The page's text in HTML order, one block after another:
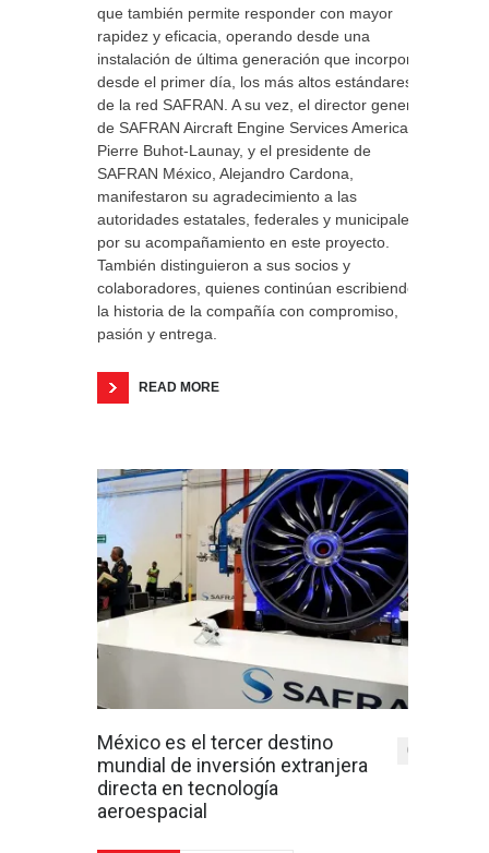
que también permite responder con mayor
rapidez y eficacia, operando desde una
instalación de última generación que incorpora,
desde el primer día, los más altos estándares
de la red SAFRAN. A su vez, el director general
de SAFRAN Aircraft Engine Services Americas,
Pierre Buhot-Launay, y el presidente de
SAFRAN México, Alejandro Cardona,
manifestaron su agradecimiento a las
autoridades estatales, federales y municipales
por su acompañamiento en este proyecto.
También distinguieron a sus socios y
colaboradores, quienes continúan escribiendo
la historia de la compañía con compromiso,
pasión y entrega.
READ MORE
México es el tercer destino
mundial de inversión extranjera
directa en tecnología
aeroespacial
0